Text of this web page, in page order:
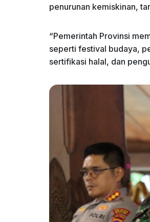
penurunan kemiskinan,
“Pemerintah Provinsi
seperti festival budaya,
sertifikasi halal, dan